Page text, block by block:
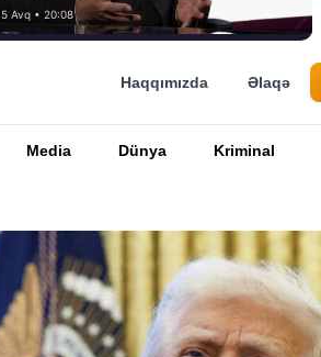
5 Avq • 20:08
Haqqımızda Əlaqə
Media Dünya Kriminal